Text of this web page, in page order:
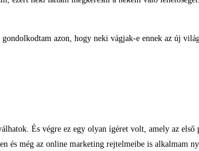
azon, hogy neki vágjak-e ennek az új
És végre ez egy olyan ígéret volt, amely az
és még az online marketing rejtelmeibe is alkalmam